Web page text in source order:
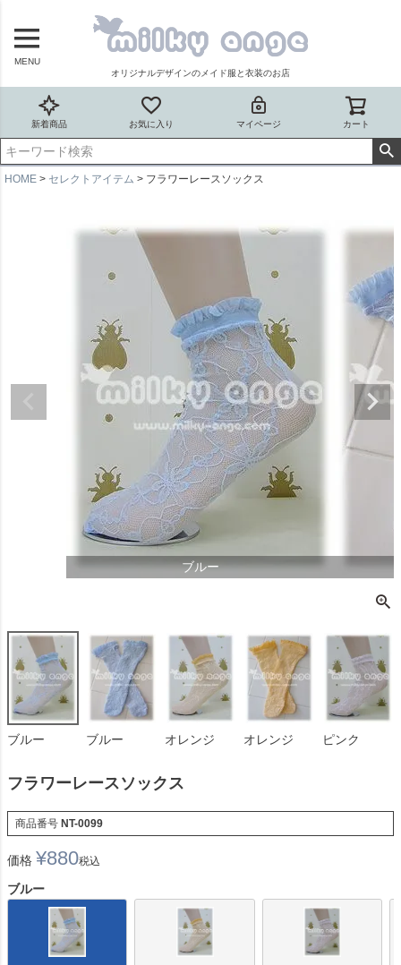
MENU
オリジナルデザインのメイド服と衣装のお店
新着商品 お気に入り マイページ カート
HOME セレクトアイテム フラワーレースソックス
ブルー
ブルー ブルー オレンジ オレンジ ピンク
フラワーレースソックス
商品番号 NT-0099
価格 ¥880税込
ブルー